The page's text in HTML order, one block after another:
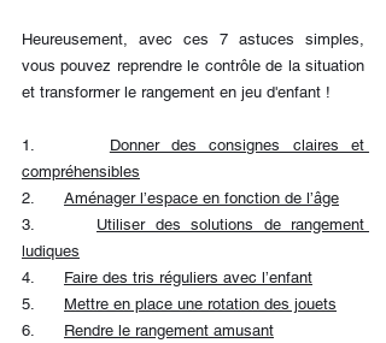
Heureusement, avec ces 7 astuces simples,
vous pouvez reprendre le contrôle de la situation
et transformer le rangement en jeu d'enfant !
1. Donner des consignes claires et
compréhensibles
2. Aménager l’espace en fonction de l’âge
3. Utiliser des solutions de rangement
ludiques
4. Faire des tris réguliers avec l’enfant
5. Mettre en place une rotation des jouets
6. Rendre le rangement amusant